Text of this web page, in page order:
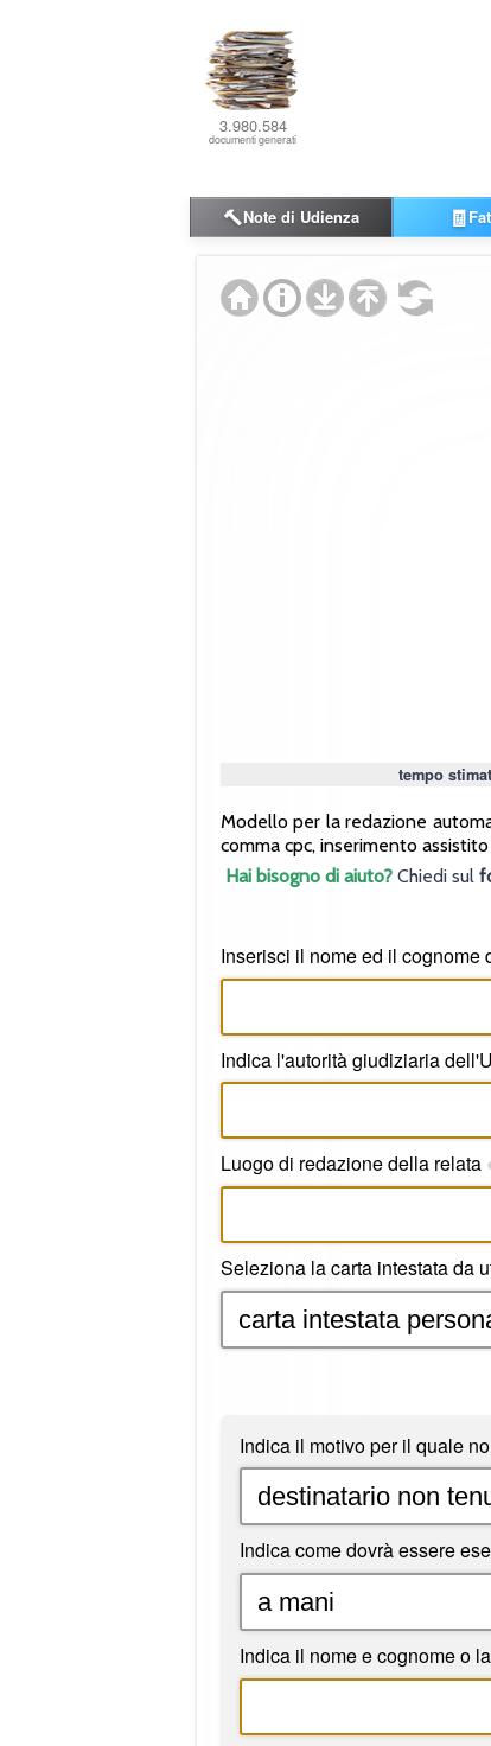
3.980.584
documenti generati
🔨Note di Udienza 🧾
tempo
Modello per la redazione
comma cpc, inserimento
Hai bisogno di aiuto? Chiedi sul
Inserisci il nome ed il
Indica l'autorità giudiziaria
Luogo di redazione della relata
Seleziona la carta intestata da
Indica il motivo per il quale
Indica come dovrà essere
Indica il nome e cognome o